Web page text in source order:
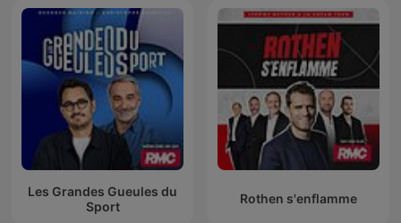
Les Grandes Gueules du
Sport
Rothen s'enflamme